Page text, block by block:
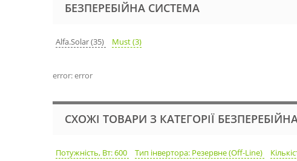
БЕЗПЕРЕБІЙНА СИСТЕМА
Alfa.Solar (35) Must (3)
error: error
СХОЖІ ТОВАРИ З КАТЕГОРІЇ
Потужність, Вт: 600 Тип інвертора: Резервне (Off-Line)